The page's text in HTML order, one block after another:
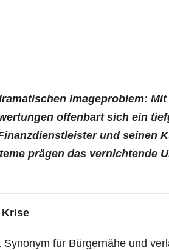
Image­pro­blem:
offen­bart sich ein
und sei­nen
prä­gen das ver­nich­ten­de
für Bür­ger­nä­he und